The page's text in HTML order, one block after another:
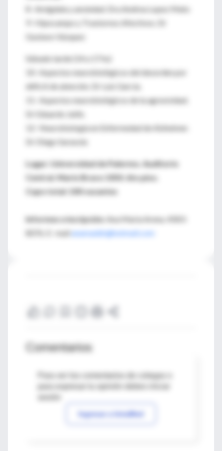
8- Amígdala y ansiedad. Dra Andrea Lopez Mato
9- Hipocampo y Trastornos Afectivos. Dr
Gustavo Vázquez
Sábado tarde (14 a 17 hs)
10- Aspectos neurobiológicos del desorden por
déficit de atención. Dr Luis García.
11- Aspectos neurobiológicos de la agresividad.
Dr Eduardo Jatib.
12- Neurobiología en Enfermedad de Alzheimer.
Dr Diego Sarasola
Lugar: Universidad de Palermo. Auditorio
Central. Mario Bravo 1050. 6to piso.
Cupo total: 100 vacantes
Informes e incripción: Ana María Arena. 4583-
8076. E- mailanamaddr@hotmail.com
Comentarios
Para ver los comentarios de colegas o
Ingresar a IntraMed